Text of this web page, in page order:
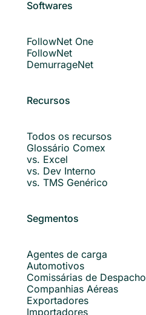
Softwares
FollowNet One
FollowNet
DemurrageNet
Recursos
Todos os recursos
Glossário Comex
vs. Excel
vs. Dev Interno
vs. TMS Genérico
Segmentos
Agentes de carga
Automotivos
Comissárias de Despacho
Companhias Aéreas
Exportadores
Importadores